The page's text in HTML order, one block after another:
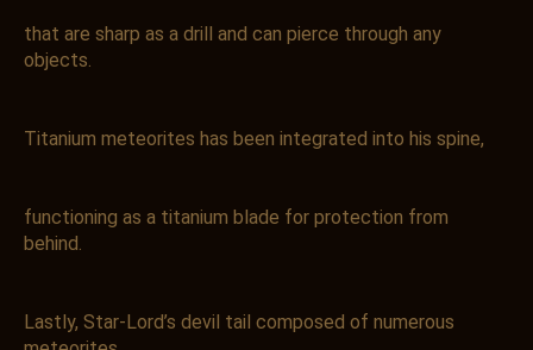
that are sharp as a drill and can pierce through any
objects.
Titanium meteorites has been integrated into his spine,
functioning as a titanium blade for protection from
behind.
Lastly, Star-Lord’s devil tail composed of numerous